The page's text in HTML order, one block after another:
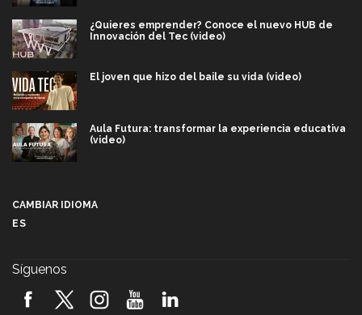
¿Quieres emprender? Conoce el nuevo HUB de
Innovación del Tec (video)
El joven que hizo del baile su vida (video)
Aula Futura: transformar la experiencia educativa
(video)
2026! (video)
CAMBIAR IDIOMA
ES
Síguenos